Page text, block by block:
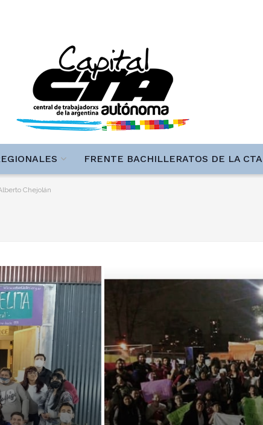
FRENTE BACHILLERATOS DE LA CTA
Chejolán